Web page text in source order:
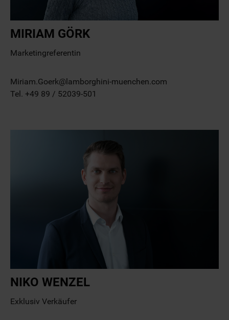
MIRIAM GÖRK
Marketingreferentin
Miriam.Goerk@lamborghini-muenchen.com
Tel. +49 89 / 52039-501
NIKO WENZEL
Exklusiv Verkäufer